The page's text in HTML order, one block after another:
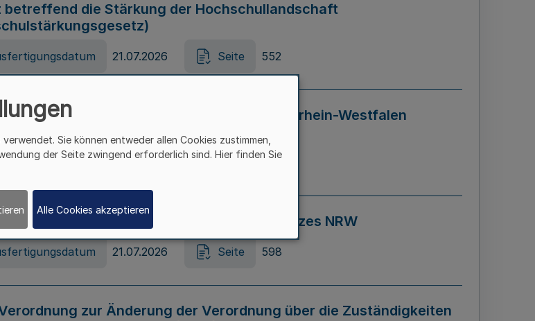
betreffend die Stärkung der Hochschullandschaft
21.07.2026 Seite 552
zur Vermeidung von Diskriminierung in Nordrhein-Westfalen
– LADG NRW)
21.07.2026 Seite 595
zur Änderung des Online-Casinospiel Gesetzes NRW
21.07.2026 Seite 598
zur Änderung der Verordnung über die Zuständigkeiten
Sie können entweder allen Cookies zustimmen,
der Seite zwingend erforderlich sind. Hier finden Sie
Alle Cookies akzeptieren